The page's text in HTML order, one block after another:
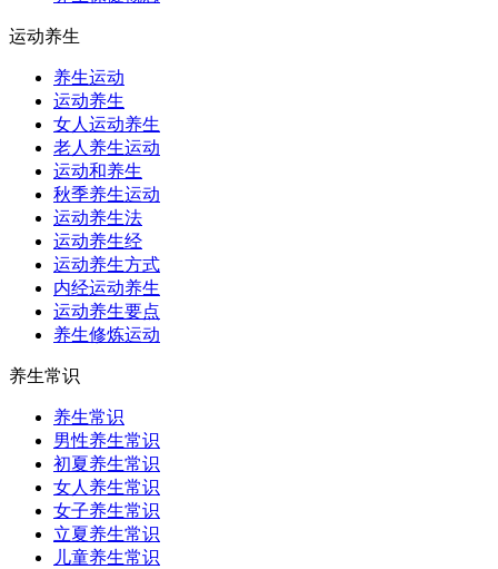
运动养生
养生运动
运动养生
女人运动养生
老人养生运动
运动和养生
秋季养生运动
运动养生法
运动养生经
运动养生方式
内经运动养生
运动养生要点
养生修炼运动
养生常识
养生常识
男性养生常识
初夏养生常识
女人养生常识
女子养生常识
立夏养生常识
儿童养生常识